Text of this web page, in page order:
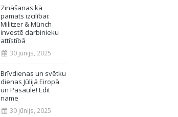
Zināšanas kā
pamats izcilībai:
Militzer & Münch
investē darbinieku
attīstībā
30 jūnijs, 2025
Brīvdienas un svētku
dienas Jūlijā Eiropā
un Pasaulē! Edit
name
30 jūnijs, 2025